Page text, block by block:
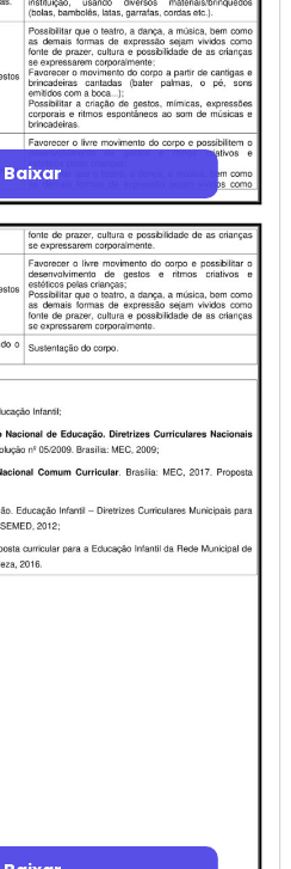
Baixar